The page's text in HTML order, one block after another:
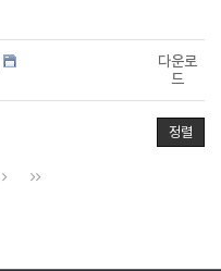
다운로
드
정렬